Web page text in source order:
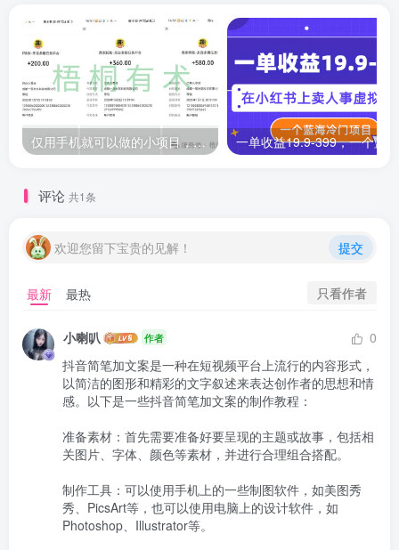
仅用手机就可以做的小项目，当天就能见钱，每天100-300
评论 共1条
欢迎您留下宝贵的见解！ 提交
最新 最热 只看作者
小喇叭 作者
0
抖音简笔加文案是一种在短视频平台上流行的内容形式，
以简洁的图形和精彩的文字叙述来表达创作者的思想和情
感。以下是一些抖音简笔加文案的制作教程：
准备素材：首先需要准备好要呈现的主题或故事，包括相
关图片、字体、颜色等素材，并进行合理组合搭配。
制作工具：可以使用手机上的一些制图软件，如美图秀
秀、PicsArt等，也可以使用电脑上的设计软件，如
Photoshop、Illustrator等。